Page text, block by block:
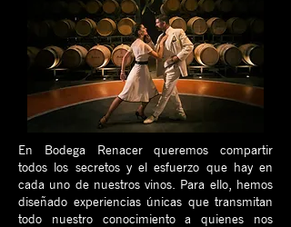
En Bodega Renacer queremos compartir
todos los secretos y el esfuerzo que hay en
cada uno de nuestros vinos. Para ello, hemos
diseñado experiencias únicas que transmitan
todo nuestro conocimiento a quienes nos